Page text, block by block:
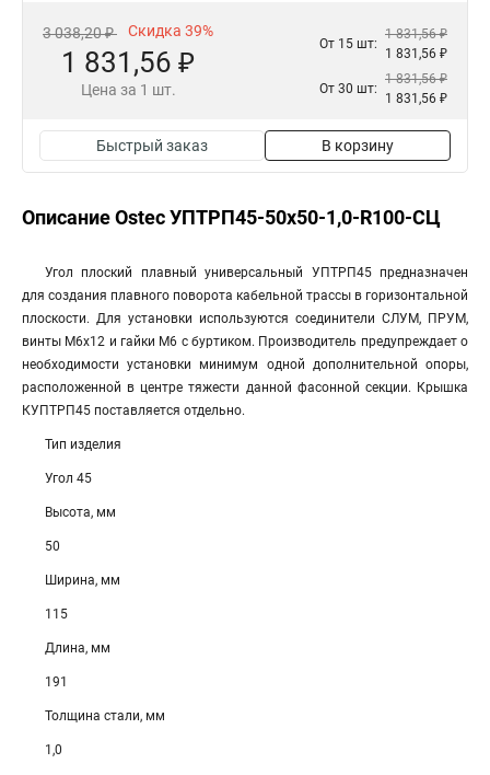
3 038,20 ₽ Скидка 39%
1 831,56 ₽
Цена за 1 шт.
От 15 шт:
1 831,56 ₽
1 831,56 ₽
От 30 шт:
1 831,56 ₽
1 831,56 ₽
Быстрый заказ В корзину
Описание Ostec УПТРП45-50х50-1,0-R100-СЦ
Угол плоский плавный универсальный УПТРП45 предназначен
для создания плавного поворота кабельной трассы в горизонтальной
плоскости. Для установки используются соединители СЛУМ, ПРУМ,
винты М6х12 и гайки М6 с буртиком. Производитель предупреждает о
необходимости установки минимум одной дополнительной опоры,
расположенной в центре тяжести данной фасонной секции. Крышка
КУПТРП45 поставляется отдельно.
Тип изделия
Угол 45
Высота, мм
50
Ширина, мм
115
Длина, мм
191
Толщина стали, мм
1,0